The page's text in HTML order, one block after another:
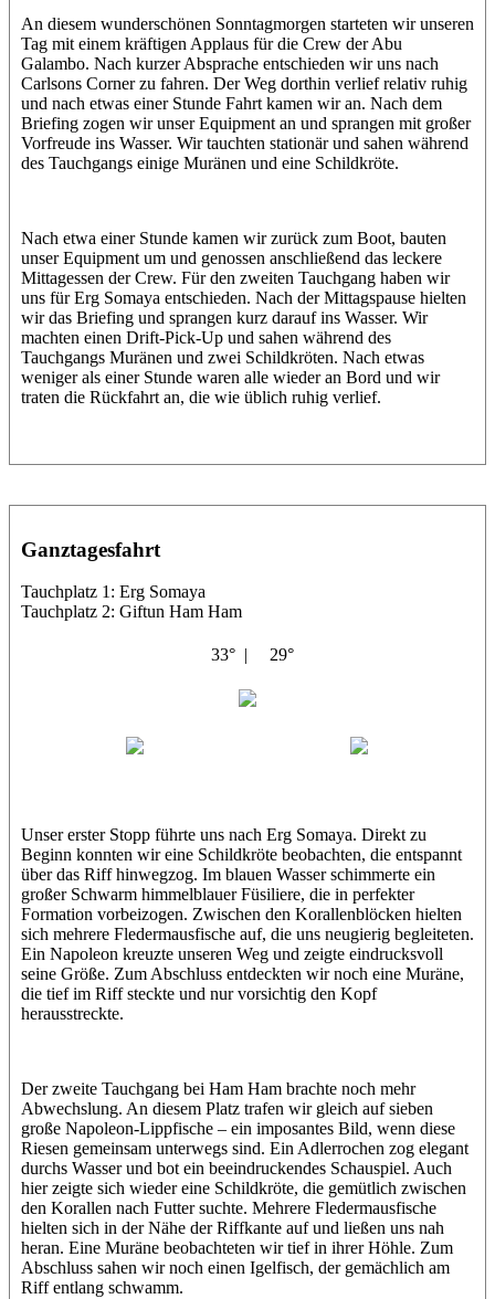
An diesem wunderschönen Sonntagmorgen starteten wir unseren
Tag mit einem kräftigen Applaus für die Crew der Abu
Galambo. Nach kurzer Absprache entschieden wir uns nach
Carlsons Corner zu fahren. Der Weg dorthin verlief relativ ruhig
und nach etwas einer Stunde Fahrt kamen wir an. Nach dem
Briefing zogen wir unser Equipment an und sprangen mit großer
Vorfreude ins Wasser. Wir tauchten stationär und sahen während
des Tauchgangs einige Muränen und eine Schildkröte.
Nach etwa einer Stunde kamen wir zurück zum Boot, bauten
unser Equipment um und genossen anschließend das leckere
Mittagessen der Crew. Für den zweiten Tauchgang haben wir
uns für Erg Somaya entschieden. Nach der Mittagspause hielten
wir das Briefing und sprangen kurz darauf ins Wasser. Wir
machten einen Drift-Pick-Up und sahen während des
Tauchgangs Muränen und zwei Schildkröten. Nach etwas
weniger als einer Stunde waren alle wieder an Bord und wir
traten die Rückfahrt an, die wie üblich ruhig verlief.
Ganztagesfahrt
Tauchplatz 1: Erg Somaya
Tauchplatz 2: Giftun Ham Ham
33° | 29°
Unser erster Stopp führte uns nach Erg Somaya. Direkt zu
Beginn konnten wir eine Schildkröte beobachten, die entspannt
über das Riff hinwegzog. Im blauen Wasser schimmerte ein
großer Schwarm himmelblauer Füsiliere, die in perfekter
Formation vorbeizogen. Zwischen den Korallenblöcken hielten
sich mehrere Fledermausfische auf, die uns neugierig begleiteten.
Ein Napoleon kreuzte unseren Weg und zeigte eindrucksvoll
seine Größe. Zum Abschluss entdeckten wir noch eine Muräne,
die tief im Riff steckte und nur vorsichtig den Kopf
herausstreckte.
Der zweite Tauchgang bei Ham Ham brachte noch mehr
Abwechslung. An diesem Platz trafen wir gleich auf sieben
große Napoleon-Lippfische – ein imposantes Bild, wenn diese
Riesen gemeinsam unterwegs sind. Ein Adlerrochen zog elegant
durchs Wasser und bot ein beeindruckendes Schauspiel. Auch
hier zeigte sich wieder eine Schildkröte, die gemütlich zwischen
den Korallen nach Futter suchte. Mehrere Fledermausfische
hielten sich in der Nähe der Riffkante auf und ließen uns nah
heran. Eine Muräne beobachteten wir tief in ihrer Höhle. Zum
Abschluss sahen wir noch einen Igelfisch, der gemächlich am
Riff entlang schwamm.